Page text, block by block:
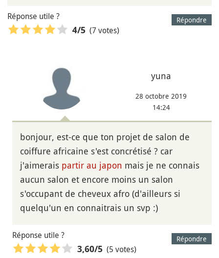
Répondre
Réponse utile ?
4/5 (7 votes)
yuna
28 octobre 2019
14:24
bonjour, est-ce que ton projet de salon de
coiffure africaine s'est concrétisé ? car
j'aimerais partir au japon mais je ne connais
aucun salon et encore moins un salon
s'occupant de cheveux afro (d'ailleurs si
quelqu'un en connaitrais un svp :)
Répondre
Réponse utile ?
3,60/5 (5 votes)